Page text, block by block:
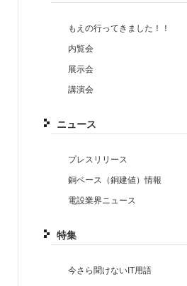
もえの行ってきました！！
内覧会
展示会
講演会
ニュース
プレスリリース
銅ベース（銅建値）情報
電設業界ニュース
特集
今さら聞けないIT用語